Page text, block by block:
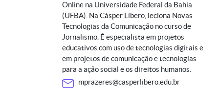
Online na Universidade Federal da Bahia
(UFBA). Na Cásper Líbero, leciona Novas
Tecnologias da Comunicação no curso de
Jornalismo. É especialista em projetos
educativos com uso de tecnologias digitais e
em projetos de comunicação e tecnologias
para a ação social e os direitos humanos.
mprazeres@casperlibero.edu.br